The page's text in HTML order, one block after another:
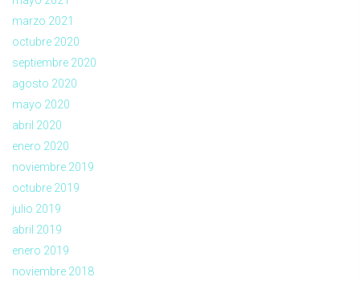
marzo 2021
octubre 2020
septiembre 2020
agosto 2020
mayo 2020
abril 2020
enero 2020
noviembre 2019
octubre 2019
julio 2019
abril 2019
enero 2019
noviembre 2018